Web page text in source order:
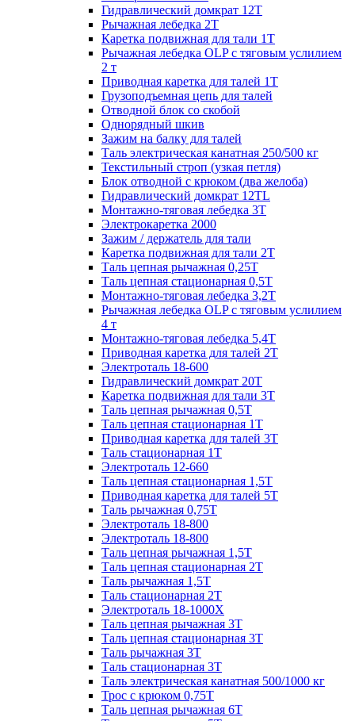
Гидравлический домкрат 12Т
Рычажная лебедка 2Т
Каретка подвижная для тали 1Т
Рычажная лебедка OLP с тяговым услилием
2 т
Приводная каретка для талей 1Т
Грузоподъемная цепь для талей
Отводной блок со скобой
Однорядный шкив
Зажим на балку для талей
Таль электрическая канатная 250/500 кг
Текстильный строп (узкая петля)
Блок отводной с крюком (два желоба)
Гидравлический домкрат 12TL
Монтажно-тяговая лебедка 3Т
Электрокаретка 2000
Зажим / держатель для тали
Каретка подвижная для тали 2Т
Таль цепная рычажная 0,25Т
Таль цепная стационарная 0,5Т
Монтажно-тяговая лебедка 3,2Т
Рычажная лебедка OLP с тяговым услилием
4 т
Монтажно-тяговая лебедка 5,4Т
Приводная каретка для талей 2Т
Электроталь 18-600
Гидравлический домкрат 20T
Каретка подвижная для тали 3Т
Таль цепная рычажная 0,5Т
Таль цепная стационарная 1Т
Приводная каретка для талей 3Т
Таль стационарная 1Т
Электроталь 12-660
Таль цепная стационарная 1,5Т
Приводная каретка для талей 5Т
Таль рычажная 0,75Т
Электроталь 18-800
Электроталь 18-800
Таль цепная рычажная 1,5Т
Таль цепная стационарная 2Т
Таль рычажная 1,5Т
Таль стационарная 2Т
Электроталь 18-1000X
Таль цепная рычажная 3Т
Таль цепная стационарная 3Т
Таль рычажная 3Т
Таль стационарная 3Т
Таль электрическая канатная 500/1000 кг
Трос с крюком 0,75Т
Таль цепная рычажная 6Т